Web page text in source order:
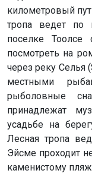
километровый
тропа ведет по
поселке Тоолсе
посмотреть на
через реку Селья
местными
рыболовные
принадлежат
усадьбе на
Лесная тропа
Эйсме проходит
каменистому